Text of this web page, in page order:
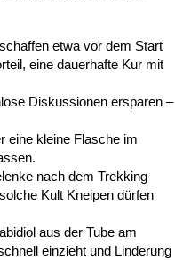
etwa vor dem Start
eine dauerhafte Kur mit
Diskussionen ersparen –
eine kleine Flasche im
nach dem Trekking
Kult Kneipen dürfen
aus der Tube am
einzieht und Linderung